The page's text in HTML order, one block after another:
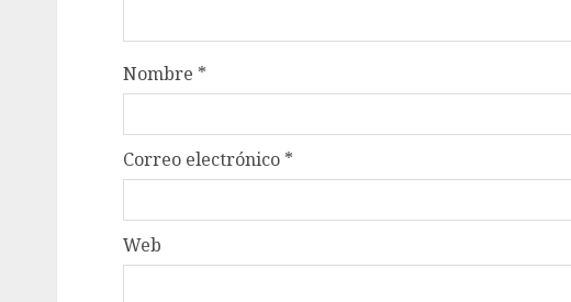
Nombre *
Correo electrónico *
Web